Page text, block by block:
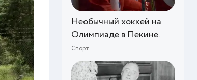
Необычный хоккей на
Олимпиаде в Пекине.
Спорт